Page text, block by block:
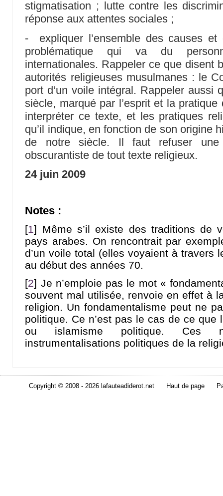
stigmatisation ; lutte contre les
réponse aux attentes sociales ;
- expliquer l’ensemble des causes
problématique qui va du
internationales. Rappeler ce que disent
autorités religieuses musulmanes : le
port d’un voile intégral. Rappeler aussi
siècle, marqué par l’esprit et la
interpréter ce texte, et les pratiques
qu’il indique, en fonction de son origine
de notre siècle. Il faut refuser une
obscurantiste de tout texte religieux.
24 juin 2009
Notes :
[1] Même s’il existe des traditions de
pays arabes. On rencontrait par
d’un voile total (elles voyaient à travers
au début des années 70.
[2] Je n’emploie pas le mot «
souvent mal utilisée, renvoie en effet à
religion. Un fondamentalisme peut ne
politique. Ce n’est pas le cas de ce que
ou islamisme politique. Ces
instrumentalisations politiques de la
Copyright © 2008 - 2026 lafauteadiderot.net Haut de page